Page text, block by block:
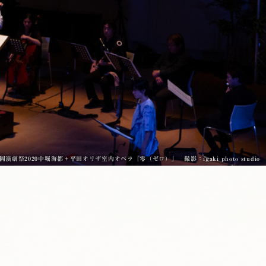
演劇祭2020中堀海都＋平田オリザ室内オペラ『零（ゼロ）』 撮影：igaki photo studio